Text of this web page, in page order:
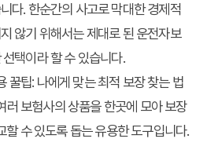
다. 한순간의 사고로 막대한 경제적
않기 위해서는 제대로 된 운전자보
택이라 할 수 있습니다.
꿀팁: 나에게 맞는 최적 보장 찾는 법
러 보험사의 상품을 한곳에 모아 보장
할 수 있도록 돕는 유용한 도구입니다.